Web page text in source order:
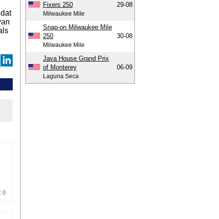
0
Fixers 250
Milwaukee Mile
29-08
Snap-on Milwaukee Mile
250
Milwaukee Mile
30-08
Java House Grand Prix
of Monterey
Laguna Seca
06-09